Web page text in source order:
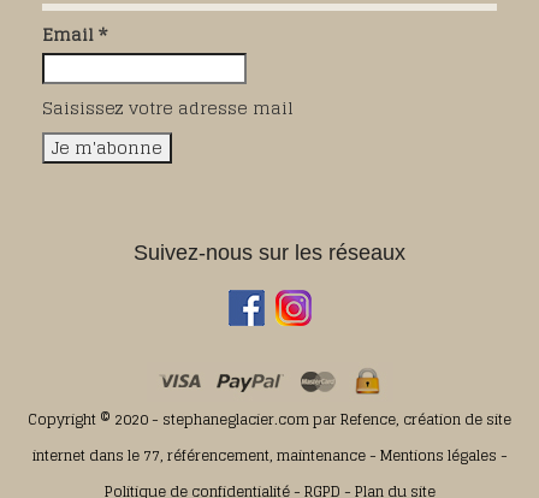
Email *
Saisissez votre adresse mail
Suivez-nous sur les réseaux
Copyright © 2020 - stephaneglacier.com parRefence, création de site
internet dans le 77, référencement, maintenance-Mentions légales -
Politique de confidentialité-RGPD -Plan du site